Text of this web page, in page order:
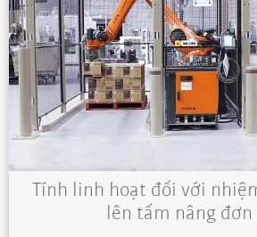
Tính linh hoạt đối với
lên tấm nâng đơn